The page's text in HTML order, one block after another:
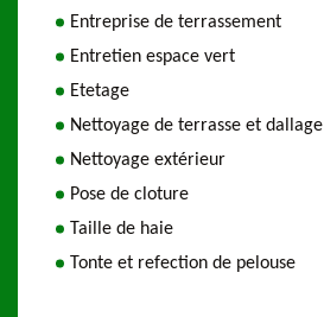
Entreprise de terrassement
Entretien espace vert
Etetage
Nettoyage de terrasse et dallage
Nettoyage extérieur
Pose de cloture
Taille de haie
Tonte et refection de pelouse